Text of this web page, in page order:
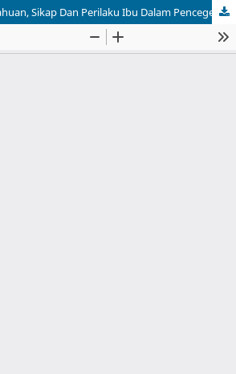
Gambaran Pengetahuan, Sikap Dan Perilaku Ibu Dalam Pencegehan Stunting Di Desa Kalawat